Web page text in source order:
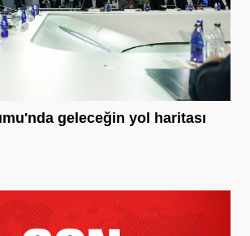
geleceğin yol haritası